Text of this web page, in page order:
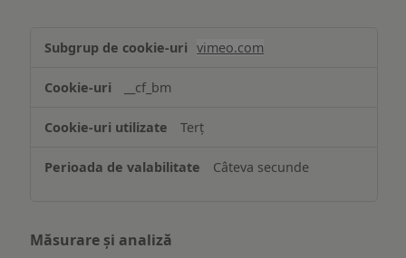
Asigurarea
funcționalităților
website-
ului
vimeo.com
__cf_bm
Terț
Câteva secunde
Măsurare și analiză